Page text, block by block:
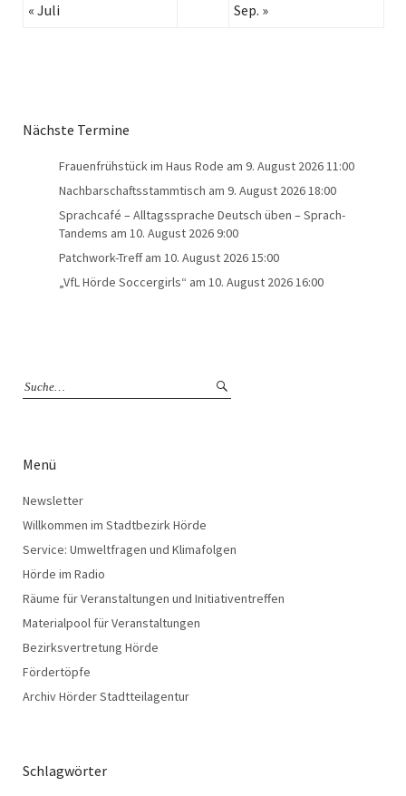
« Juli
Sep. »
Nächste Termine
Frauenfrühstück im Haus Rode am 9. August 2026 11:00
Nachbarschaftsstammtisch am 9. August 2026 18:00
Sprachcafé – Alltagssprache Deutsch üben – Sprach-
Tandems am 10. August 2026 9:00
Patchwork-Treffam 10. August 2026 15:00
„VfL Hörde Soccergirls“ am 10. August 2026 16:00
Menü
Newsletter
Willkommen im Stadtbezirk Hörde
Service: Umweltfragen und Klimafolgen
Hörde im Radio
Räume für Veranstaltungen und Initiativentreffen
Materialpool für Veranstaltungen
Bezirksvertretung Hörde
Fördertöpfe
Archiv Hörder Stadtteilagentur
Schlagwörter